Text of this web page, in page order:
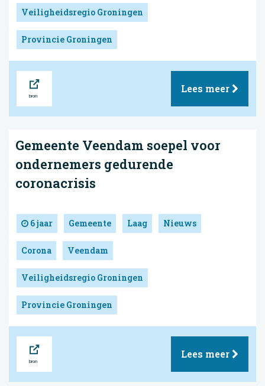
Veiligheidsregio Groningen
Provincie Groningen
Lees meer
Gemeente Veendam soepel voor
ondernemers gedurende
coronacrisis
6 jaar Gemeente Laag Nieuws
Corona Veendam
Veiligheidsregio Groningen
Provincie Groningen
Lees meer